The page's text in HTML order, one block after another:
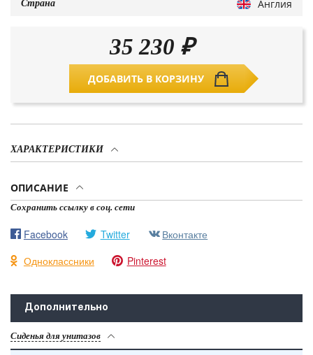
Страна Англия
35 230 ₽
ДОБАВИТЬ В КОРЗИНУ
ХАРАКТЕРИСТИКИ
ОПИСАНИЕ
Сохранить ссылку в соц. сети
Facebook Twitter
Вконтакте
Одноклассники
Pinterest
Дополнительно
Сиденья для унитазов